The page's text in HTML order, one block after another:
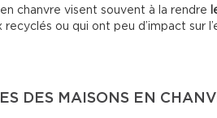
chanvre visent souvent à la rendre
ou qui ont peu d’impact sur
DES MAISONS EN